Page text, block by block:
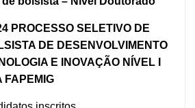
PROCESSO SELETIVO DE
DE DESENVOLVIMENTO
E INOVAÇÃO NÍVEL I
FAPEMIG